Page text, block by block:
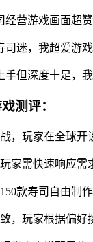
经营游戏画面超
司迷，我超爱游
手但深度十足，
测评：
，玩家在全球开
家需快速响应需
款寿司自由制
，玩家根据偏好